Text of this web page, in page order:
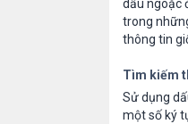
dấu ngoặc
trong
thông tin
Tìm kiếm
Sử dụng
một số ký